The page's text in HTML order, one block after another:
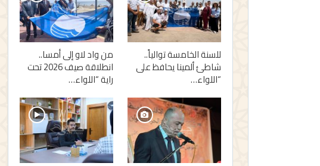
للسنة الخامسة توالياً..
شاطئ ألمينا يحافظ على
“اللواء…
من واد لاو إلى أمسا..
انطلاقة صيف 2026 تحت
راية “اللواء…